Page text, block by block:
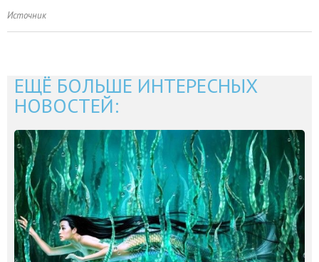
Источник
ЕЩЁ БОЛЬШЕ ИНТЕРЕСНЫХ
НОВОСТЕЙ: